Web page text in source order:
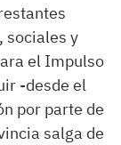
sociales y
el Impulso
-desde el
por parte de
salga de